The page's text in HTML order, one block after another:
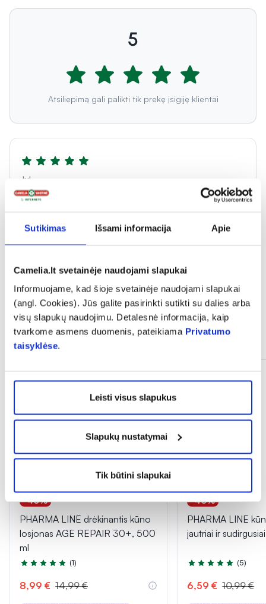
Sutikimas Išsami informacija Apie
Camelia.lt svetainėje naudojami slapukai
Informuojame, kad šioje svetainėje naudojami slapukai
(angl. Cookies). Jūs galite pasirinkti sutikti su dalies arba
visų slapukų naudojimu. Detalesnė informacija, kaip
tvarkome asmens duomenis, pateikiama Privatumo
taisyklėse.
Leisti visus slapukus
Slapukų nustatymai
Tik būtini slapukai
5
Atsiliepimą gali palikti tik prekę įsigiję klientai
Jul
Lengvos tekstūros, greitai įsigeria, nepalieka plėvelės
bet priprasti reikia. Kremas puikiai pateisino lūkesčius.
Panašios prekės
-40%
PHARMA LINE drėkinantis kūno
losjonas AGE REPAIR 30+, 500
ml
Įvertinimas 5.0 iš 5
(1)
8,99 € 14,99 €
-40%
PHARMA LINE
jautriai ir
Įvertinimas 5.0 iš 5
(5)
6,59 € 10,99 €